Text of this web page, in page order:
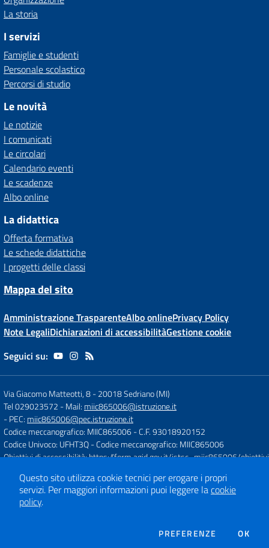
La storia
I servizi
Famiglie e studenti
Personale scolastico
Percorsi di studio
Le novità
Le notizie
I comunicati
Le circolari
Calendario eventi
Le scadenze
Albo online
La didattica
Offerta formativa
Le schede didattiche
I progetti delle classi
Mappa del sito
Amministrazione TrasparenteAlbo onlinePrivacy Policy
Note LegaliDichiarazioni di accessibilitàGestione cookie
Seguici su:
Via Giacomo Matteotti, 8-20018 Sedriano (MI)
Tel 029023572 - Mail: miic865006@istruzione.it
- PEC: miic865006@pec.istruzione.it
Codice meccanografico: MIIC865006- C.F. 93018920152
Codice Univoco: UFHT3Q- Codice meccanografico: MIIC865006
Obiettivi di accessibilità:https://form.agid.gov.it/istsc_miic865006/obiettivi
Concept & Design by
Designers Italia
Questo sito utilizza cookie tecnici per erogare i propri
servizi. Per maggiori informazioni puoi leggere lacookie
policy.
PREFERENZE DEI COOKIE
OK